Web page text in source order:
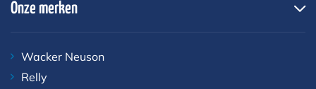
Onze merken
Wacker Neuson
Relly